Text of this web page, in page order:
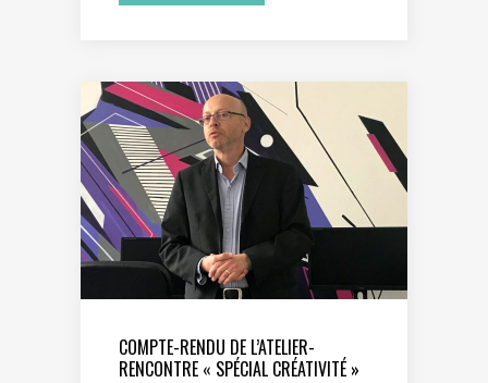
COMPTE-RENDU DE L’ATELIER-
RENCONTRE « SPÉCIAL CRÉATIVITÉ »